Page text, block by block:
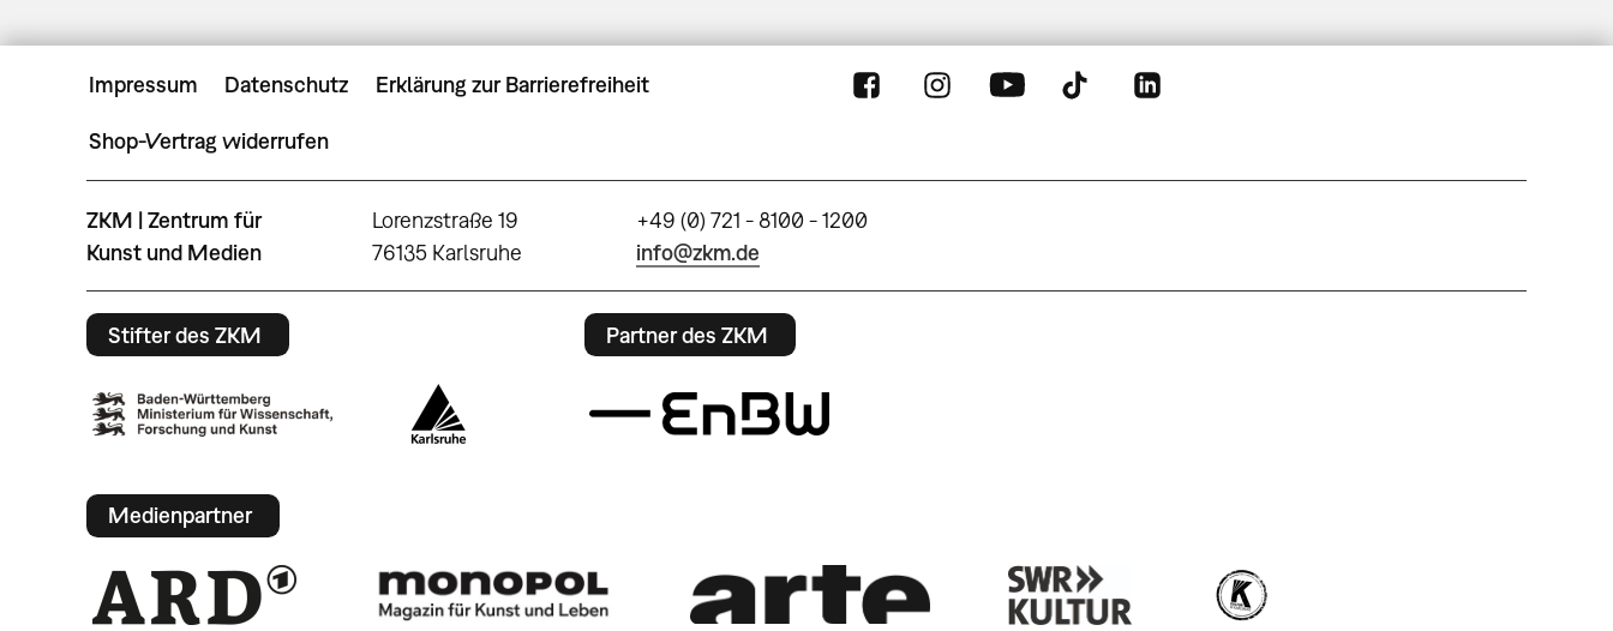
Impressum Datenschutz Erklärung zur Barrierefreiheit
Shop-Vertrag widerrufen
ZKM | Zentrum für
Kunst und Medien
Lorenzstraße 19
76135 Karlsruhe
+49 (0) 721 - 8100 - 1200
info@zkm.de
Stifter des ZKM Partner des ZKM
Medienpartner